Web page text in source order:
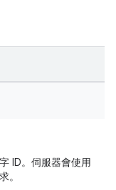
ID。伺服器會使用
。